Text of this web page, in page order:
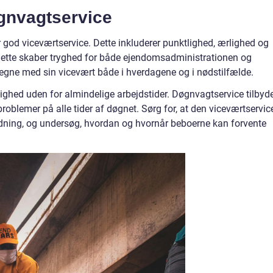
god viceværtservice. Dette inkluderer punktlighed, ærlighed og
skaber tryghed for både ejendomsadministrationen og
med sin vicevært både i hverdagene og i nødstilfælde.
uden for almindelige arbejdstider. Døgnvagtservice
på alle tider af døgnet. Sørg for, at den
og undersøg, hvordan og hvornår beboerne kan forvente